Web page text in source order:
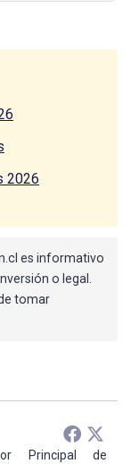
2026
es informativo
o legal.
tomar
Principal de